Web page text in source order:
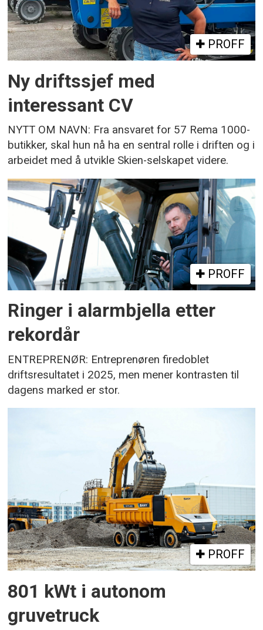
PROFF
Ny driftssjef med
interessant CV
NYTT OM NAVN: Fra ansvaret for 57 Rema 1000-
butikker, skal hun nå ha en sentral rolle i driften og i
arbeidet med å utvikle Skien-selskapet videre.
PROFF
Ringer i alarmbjella etter
rekordår
ENTREPRENØR: Entreprenøren firedoblet
driftsresultatet i 2025, men mener kontrasten til
dagens marked er stor.
PROFF
801 kWt i autonom
gruvetruck